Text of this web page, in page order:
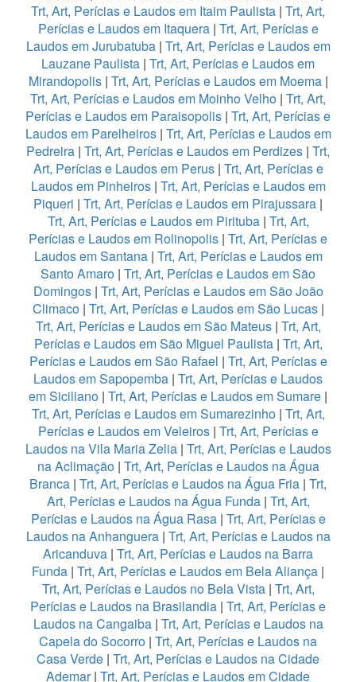
Trt, Art, Perícias e Laudos em Itaim Paulista | Trt, Art,
Perícias e Laudos em Itaquera| Trt, Art, Perícias e
Laudos em Jurubatuba| Trt, Art, Perícias e Laudos em
Lauzane Paulista | Trt, Art, Perícias e Laudos em
Mirandopolis| Trt, Art, Perícias e Laudos em Moema|
Trt, Art, Perícias e Laudos em Moinho Velho | Trt, Art,
Perícias e Laudos em Paraisopolis | Trt, Art, Perícias e
Laudos em Parelheiros| Trt, Art, Perícias e Laudos em
Pedreira | Trt, Art, Perícias e Laudos em Perdizes | Trt,
Art, Perícias e Laudos em Perus| Trt, Art, Perícias e
Laudos em Pinheiros| Trt, Art, Perícias e Laudos em
Piqueri | Trt, Art, Perícias e Laudos em Pirajussara |
Trt, Art, Perícias e Laudos em Pirituba| Trt, Art,
Perícias e Laudos em Rolinopolis | Trt, Art, Perícias e
Laudos em Santana| Trt, Art, Perícias e Laudos em
Santo Amaro | Trt, Art, Perícias e Laudos em São
Domingos| Trt, Art, Perícias e Laudos em São João
Climaco| Trt, Art, Perícias e Laudos em São Lucas|
Trt, Art, Perícias e Laudos em São Mateus | Trt, Art,
Perícias e Laudos em São Miguel Paulista| Trt, Art,
Perícias e Laudos em São Rafael | Trt, Art, Perícias e
Laudos em Sapopemba | Trt, Art, Perícias e Laudos
em Siciliano | Trt, Art, Perícias e Laudos em Sumare |
Trt, Art, Perícias e Laudos em Sumarezinho| Trt, Art,
Perícias e Laudos em Veleiros| Trt, Art, Perícias e
Laudos na Vila Maria Zelia| Trt, Art, Perícias e Laudos
na Aclimação| Trt, Art, Perícias e Laudos na Água
Branca | Trt, Art, Perícias e Laudos na Água Fria | Trt,
Art, Perícias e Laudos na Água Funda| Trt, Art,
Perícias e Laudos na Água Rasa | Trt, Art, Perícias e
Laudos na Anhanguera| Trt, Art, Perícias e Laudos na
Aricanduva | Trt, Art, Perícias e Laudos na Barra
Funda | Trt, Art, Perícias e Laudos em Bela Aliança |
Trt, Art, Perícias e Laudos no Bela Vista| Trt, Art,
Perícias e Laudos na Brasilandia | Trt, Art, Perícias e
Laudos na Cangaiba| Trt, Art, Perícias e Laudos na
Capela do Socorro | Trt, Art, Perícias e Laudos na
Casa Verde | Trt, Art, Perícias e Laudos na Cidade
Ademar| Trt, Art, Perícias e Laudos em Cidade